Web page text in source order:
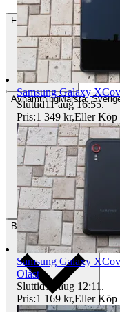
Frakt 62 kr DSV
AvhämtningMärsta,
Betalning Via Tradera
Samsung Galaxy
Sluttid11 aug 16:55.
Pris:1 349 kr,Eller Köp
Samsung Galaxy
Olåst
Sluttid13 aug 12:11 .
Pris:1 169 kr,Eller Köp